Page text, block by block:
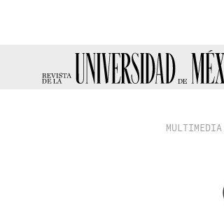
MULTIMEDIA